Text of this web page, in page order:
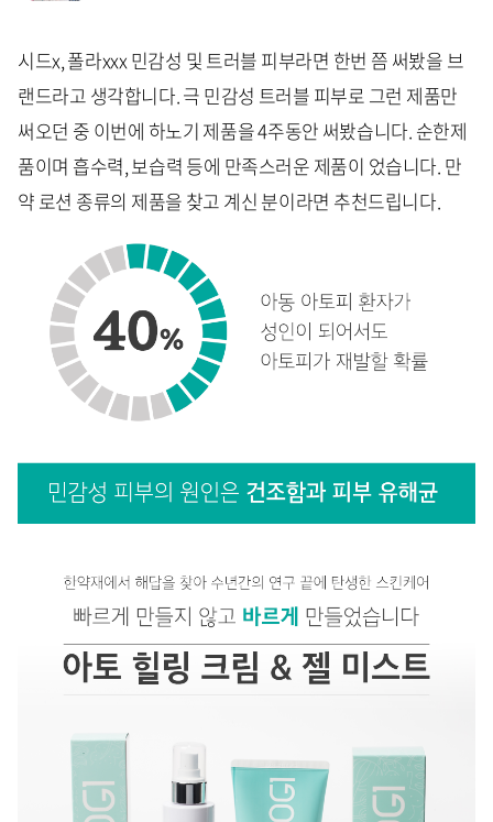
시드x, 폴라xxx 민감성 및 트러블 피부라면 한번 쯤 써봤을 브
랜드라고 생각합니다. 극 민감성 트러블 피부로 그런 제품만
써오던 중 이번에 하노기 제품을 4주동안 써봤습니다. 순한제
품이며 흡수력, 보습력 등에 만족스러운 제품이 었습니다. 만
약 로션 종류의 제품을 찾고 계신 분이라면 추천드립니다.